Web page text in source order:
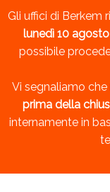
Gli uffici di Berkem
lunedì 10
possibile
Vi segnaliamo che
prima della
internamente in